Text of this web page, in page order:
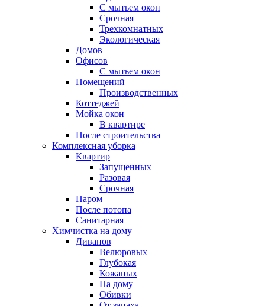
С мытьем окон
Срочная
Трехкомнатных
Экологическая
Домов
Офисов
С мытьем окон
Помещений
Производственных
Коттеджей
Мойка окон
В квартире
После строительства
Комплексная уборка
Квартир
Запущенных
Разовая
Срочная
Паром
После потопа
Санитарная
Химчистка на дому
Диванов
Велюровых
Глубокая
Кожаных
На дому
Обивки